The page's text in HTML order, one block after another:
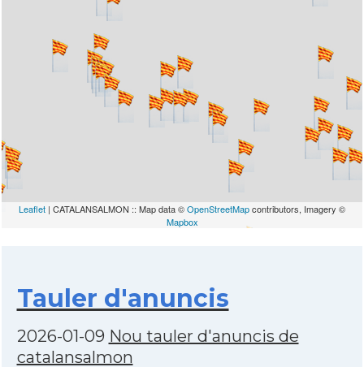
Leaflet | CATALANSALMON :: Map data ©OpenStreetMapcontributors, Imagery ©
Mapbox
Tauler d'anuncis
2026-01-09 Nou tauler d'anuncis de
catalansalmon